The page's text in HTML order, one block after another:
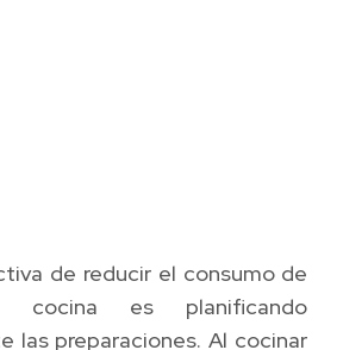
de reducir el consumo de
es planificando
las preparaciones. Al cocinar